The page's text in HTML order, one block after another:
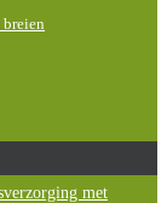
breien
met